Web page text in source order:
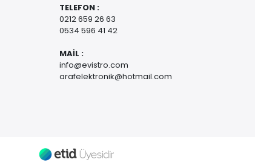
TELEFON :
0212 659 26 63
0534 596 41 42
MAİL :
info@evistro.com
arafelektronik@hotmail.com